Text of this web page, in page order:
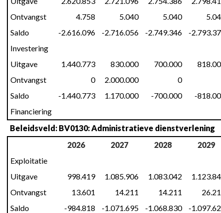
Ontvangst
4.758 5.040 5.040
Saldo
-2.616.096 -2.716.056 -2.749.346
-
Investering
Uitgave
1.440.773 830.000 700.000
Ontvangst
0 2.000.000
0
Saldo
-1.440.773 1.170.000 -700.000
-
Financiering
Beleidsveld: BV0130: Administratieve dienstverlening
2026
2027 2028
2029
Exploitatie
Uitgave
998.419 1.085.906 1.083.042
Ontvangst
13.601 14.211 14.211
Saldo
-984.818 -1.071.695 -1.068.830
-